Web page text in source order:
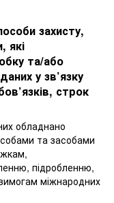
захисту,
які
та/або
у зв’язку
строк
обладнано
та засобами
підробленню,
міжнародних